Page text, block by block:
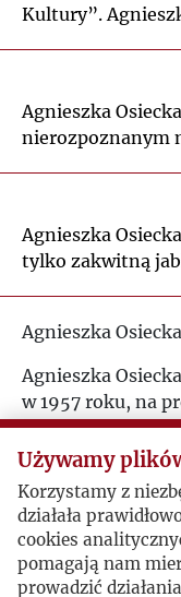
Kultury”.
Agnieszka
nierozpoznanym
Agnieszka
tylko zakwitną
Agnieszka Osiecka
Agnieszka
w 1957 roku, na
maszynopis jego„
wspominała w
Kultury”:„Kiedy
o czasie
drzewo, nie
chyba najgłupszą
Ta wizyta
Używamy
Korzystamy z
działała
cookies
pomagają nam
prowadzić